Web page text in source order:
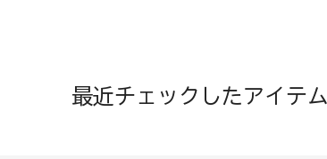
最近チェックしたアイテム